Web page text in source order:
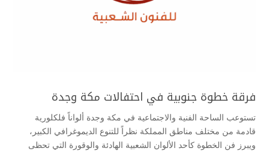
فرقة خطوة جنوبية في احتفالات مكة وجدة
تستوعب الساحة الفنية والاجتماعية في مكة وجدة ألواناً فلكلورية
قادمة من مختلف مناطق المملكة نظراً للتنوع الديموغرافي الكبير،
ويبرز فن الخطوة كأحد الألوان الشعبية الهادئة والوقورة التي تحظى